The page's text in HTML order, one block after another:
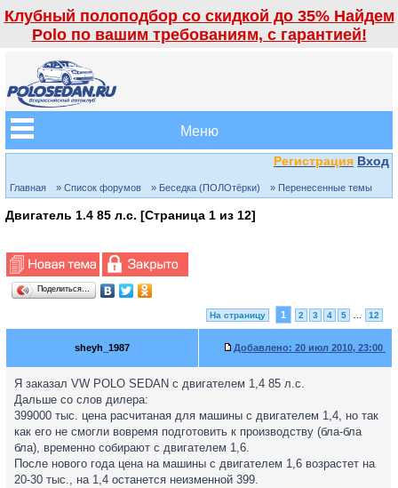
Клубный полоподбор со скидкой до 35% Найдем
Polo по вашим требованиям, с гарантией!
Меню
Регистрация Вход
Главная » Список форумов » Беседка (ПОЛОтёрки) » Перенесенные темы
Двигатель 1.4 85 л.с. [Страница 1 из 12]
Поделиться…
На страницу 1 2 3 4 5 12
sheyh_1987 Добавлено: 20 июл 2010, 23:00
Я заказал VW POLO SEDAN с двигателем 1,4 85 л.с.
Дальше со слов дилера:
399000 тыс. цена расчитаная для машины с двигателем 1,4, но так
как его не смогли вовремя подготовить к производству (бла-бла
бла), временно собирают с двигателем 1,6.
После нового года цена на машины с двигателем 1,6 возрастет на
20-30 тыс., на 1,4 останется неизменной 399.